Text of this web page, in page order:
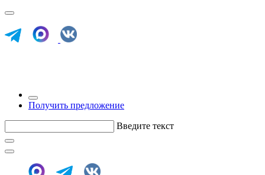
Получить предложение
Введите текст